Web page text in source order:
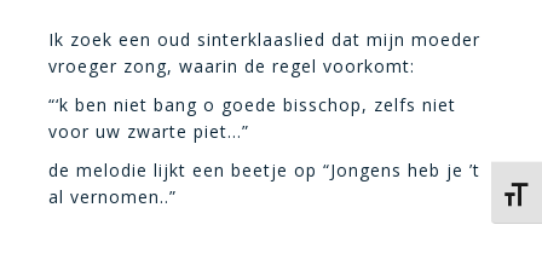
Ik zoek een oud sinterklaaslied dat mijn moeder
vroeger zong, waarin de regel voorkomt:
“‘k ben niet bang o goede bisschop, zelfs niet
voor uw zwarte piet…”
de melodie lijkt een beetje op “Jongens heb je ’t
al vernomen..”